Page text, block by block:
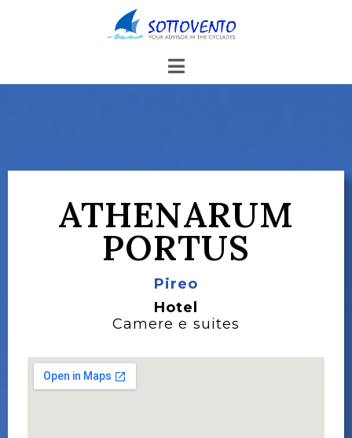
ATHENARUM
PORTUS
Pireo
Hotel
Camere e suites